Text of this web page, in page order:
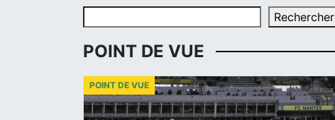
Rechercher
POINT DE VUE
POINT DE VUE